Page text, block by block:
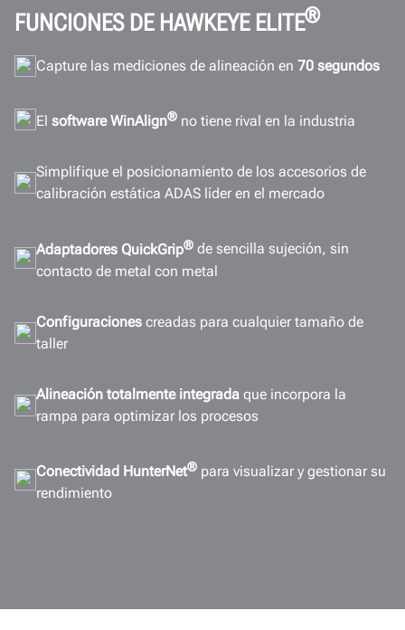
Software
Eficiencia
ROI
Conectividad
Galería
OBTENGA UNA COTIZACIÓN
FUNCIONES DE HAWKEYE ELITE®
Capture las mediciones de alineación en 70 segundos
El software WinAlign® no tiene rival en la industria
Simplifique el posicionamiento de los accesorios de
calibración estática ADAS líder en el mercado
Adaptadores QuickGrip® de sencilla sujeción, sin
contacto de metal con metal
Configuraciones creadas para cualquier tamaño de
taller
Alineación totalmente integrada que incorpora la
rampa para optimizar los procesos
Conectividad HunterNet® para visualizar y gestionar su
rendimiento